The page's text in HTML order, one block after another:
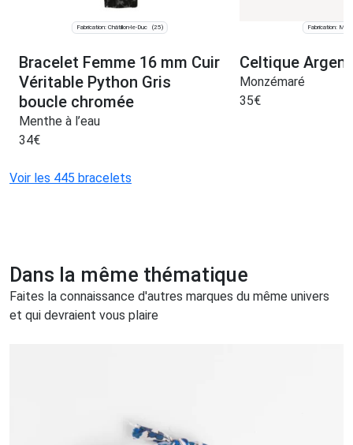
Fabrication: Châtillon-le-Duc (25)
Bracelet Femme 16 mm Cuir
Véritable Python Gris
boucle chromée
Menthe à l’eau
34€
Fabrication:
Celtique
Monzémaré
35€
Voir les 445 bracelets
Dans la même thématique
Faites la connaissance d'autres marques du même univers
et qui devraient vous plaire